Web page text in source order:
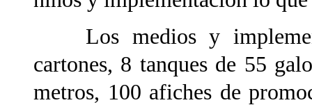
Los medios y
cartones, 8 tanques de 55
metros, 100 afiches de